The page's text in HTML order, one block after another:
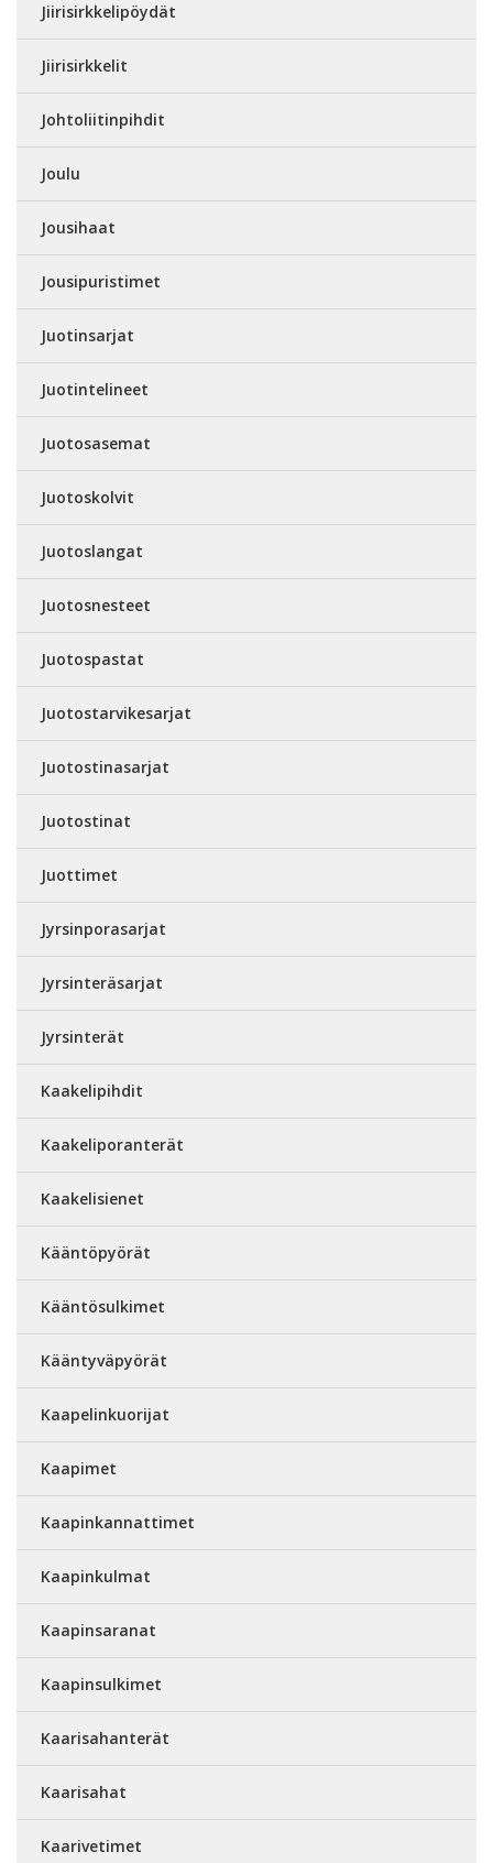
Jiirisirkkelipöydät
Jiirisirkkelit
Johtoliitinpihdit
Joulu
Jousihaat
Jousipuristimet
Juotinsarjat
Juotintelineet
Juotosasemat
Juotoskolvit
Juotoslangat
Juotosnesteet
Juotospastat
Juotostarvikesarjat
Juotostinasarjat
Juotostinat
Juottimet
Jyrsinporasarjat
Jyrsinteräsarjat
Jyrsinterät
Kaakelipihdit
Kaakeliporanterät
Kaakelisienet
Kääntöpyörät
Kääntösulkimet
Kääntyväpyörät
Kaapelinkuorijat
Kaapimet
Kaapinkannattimet
Kaapinkulmat
Kaapinsaranat
Kaapinsulkimet
Kaarisahanterät
Kaarisahat
Kaarivetimet